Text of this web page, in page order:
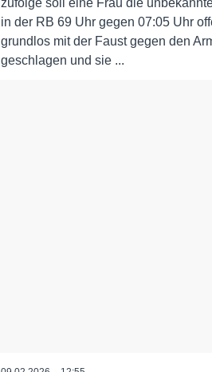
zufolge soll eine Frau die
in der RB 69 Uhr gegen 07:05 Uhr
grundlos mit der Faust gegen den
geschlagen und sie ...